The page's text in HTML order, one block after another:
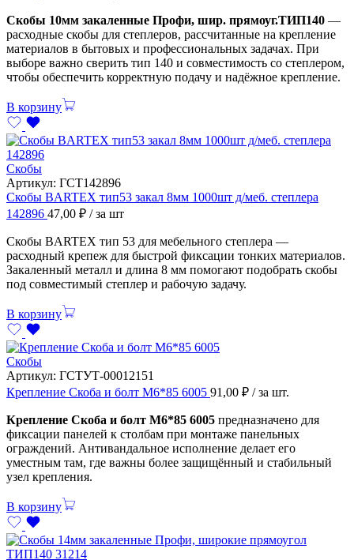
Скобы 10мм закаленные Профи, шир. прямоуг.ТИП140 —
расходные скобы для степлеров, рассчитанные на крепление
материалов в бытовых и профессиональных задачах. При
выборе важно сверить тип 140 и совместимость со степлером,
чтобы обеспечить корректную подачу и надёжное крепление.
В корзину
Скобы
Артикул: ГСТ142896
Скобы BARTEX тип53 закал 8мм 1000шт д/меб. степлера
142896 47,00 ₽ / за шт
Скобы BARTEX тип 53 для мебельного степлера —
расходный крепеж для быстрой фиксации тонких материалов.
Закаленный металл и длина 8 мм помогают подобрать скобы
под совместимый степлер и рабочую задачу.
В корзину
Скобы
Артикул: ГСТУТ-00012151
Крепление Скоба и болт М6*85 6005 91,00 ₽ / за шт.
Крепление Скоба и болт М6*85 6005 предназначено для
фиксации панелей к столбам при монтаже панельных
ограждений. Антивандальное исполнение делает его
уместным там, где важны более защищённый и стабильный
узел крепления.
В корзину